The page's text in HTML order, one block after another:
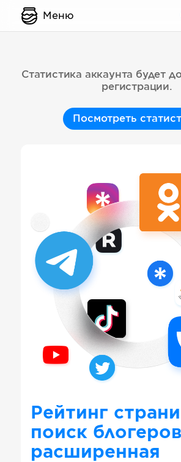
Меню
Статистика аккаунта будет
регистрации.
Посмотреть
Рейтинг
поиск
расширенная